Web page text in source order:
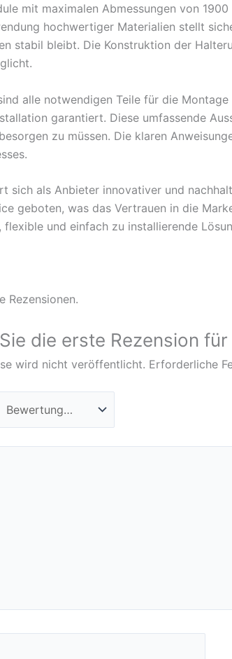
mit maximalen Abmessungen von
hochwertiger Materialien stellt
stabil bleibt. Die Konstruktion der
alle notwendigen Teile für die
garantiert. Diese umfassende
zu müssen. Die klaren
sich als Anbieter innovativer und
geboten, was das Vertrauen in die
flexible und einfach zu installierende
Rezensionen.
die erste Rezension
wird nicht veröffentlicht. Erforderliche